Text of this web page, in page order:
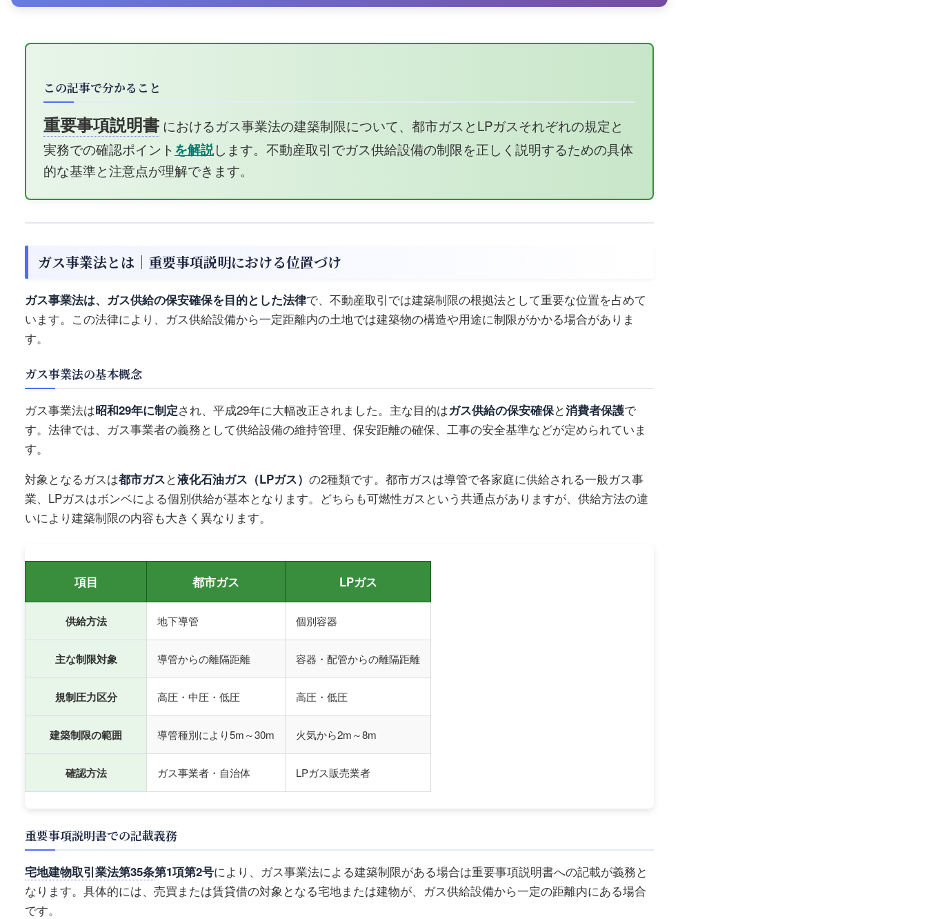
この記事で分かること
重要事項説明書 におけるガス事業法の建築制限について、都市ガスとLPガスそれぞれの規定と
実務での確認ポイント を解説します。不動産取引でガス供給設備の制限を正しく説明するための具体
的な基準と注意点が理解できます。
ガス事業法とは｜重要事項説明における位置づけ
ガス事業法は、ガス供給の保安確保を目的とした法律で、不動産取引では建築制限の根拠法として重要な位置を占めて
います。この法律により、ガス供給設備から一定距離内の土地では建築物の構造や用途に制限がかかる場合がありま
す。
ガス事業法の基本概念
ガス事業法は昭和29年に制定され、平成29年に大幅改正されました。主な目的はガス供給の保安確保と消費者保護で
す。法律では、ガス事業者の義務として供給設備の維持管理、保安距離の確保、工事の安全基準などが定められていま
す。
対象となるガスは都市ガスと液化石油ガス（LPガス） の2種類です。都市ガスは導管で各家庭に供給される一般ガス事
業、LPガスはボンベによる個別供給が基本となります。どちらも可燃性ガスという共通点がありますが、供給方法の違
いにより建築制限の内容も大きく異なります。
項目 都市ガス LPガス
供給方法 地下導管 個別容器
主な制限対象 導管からの離隔距離 容器・配管からの離隔距離
規制圧力区分 高圧・中圧・低圧 高圧・低圧
建築制限の範囲 導管種別により5m～30m 火気から2m～8m
確認方法 ガス事業者・自治体 LPガス販売業者
重要事項説明書での記載義務
宅地建物取引業法第35条第1項第2号により、ガス事業法による建築制限がある場合は重要事項説明書への記載が義務と
なります。具体的には、売買または賃貸借の対象となる宅地または建物が、ガス供給設備から一定の距離内にある場合
です。